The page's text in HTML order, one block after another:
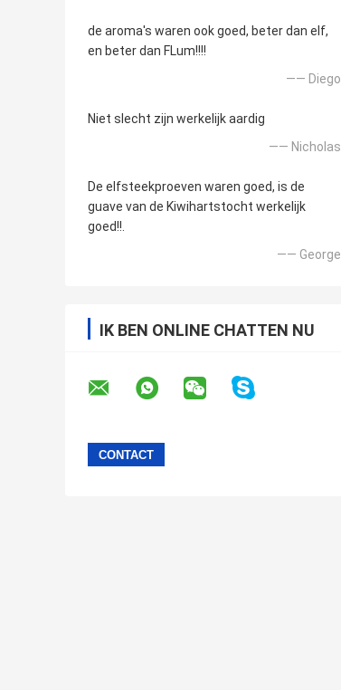
de aroma's waren ook goed, beter dan elf,
en beter dan FLum!!!!
—— Diego
Niet slecht zijn werkelijk aardig
—— Nicholas
De elfsteekproeven waren goed, is de
guave van de Kiwihartstocht werkelijk
goed!!.
—— George
IK BEN ONLINE CHATTEN NU